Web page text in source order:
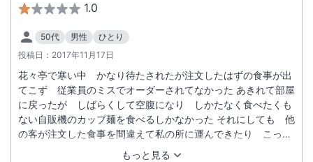
1.0
50代 男性
ひとり
投稿日： 2017年11月17日
もっと見る
花々亭で寒い中 かなり待たされたが注文したはずの食事が出
てこず 従業員のミスでオーダーされてなかった あきれて部屋
に戻ったが しばらくして空腹になり しかたなく食べたくも
ない自販機のカップ麺を食べるしかなかった それにしても 他
の客が注文した食事を間違えて私の所に運んできたり こっち
のオーダーを忘れるし 「すいません」の一言ですまされるの